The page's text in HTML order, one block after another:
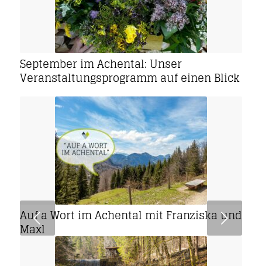
September im Achental: Unser
Veranstaltungsprogramm auf einen Blick
Auf a Wort im Achental mit Franziska und
Maxl
Weiter